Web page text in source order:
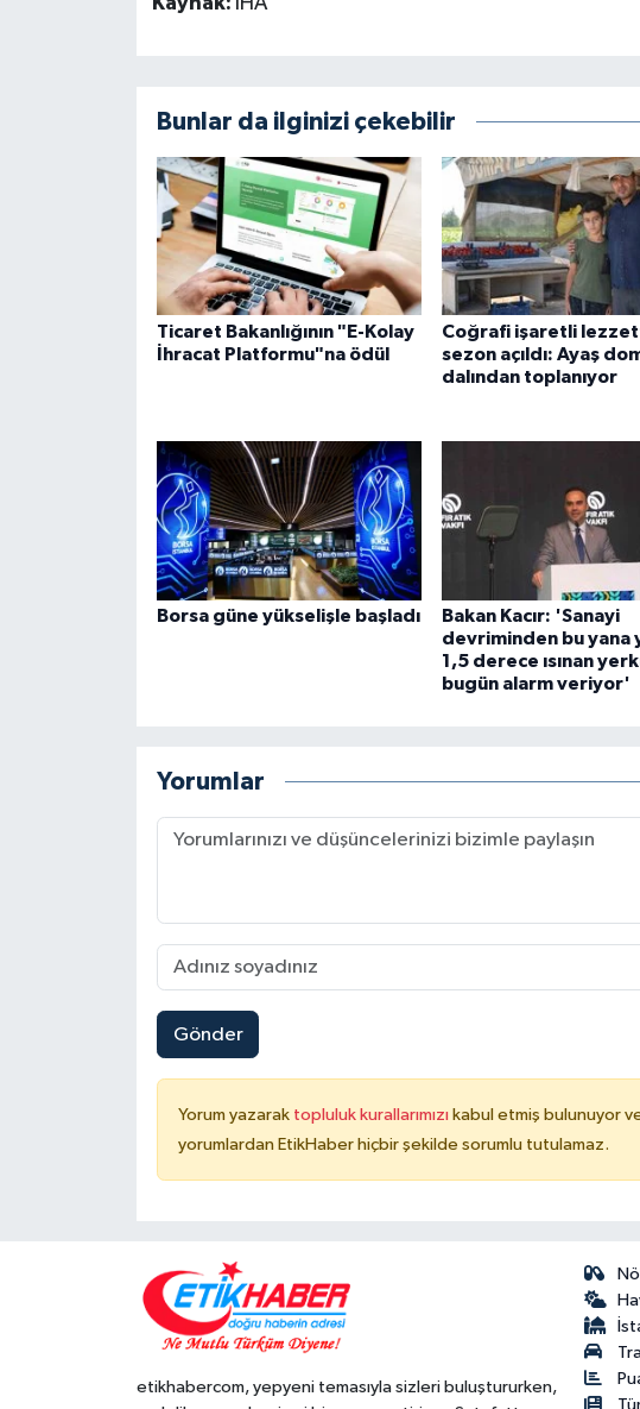
Bunlar da ilginizi çekebilir
Ticaret Bakanlığının "E-Kolay
İhracat Platformu"na ödül
Coğrafi işaretli
sezon açıldı: Ayaş
dalından toplanıyor
Borsa güne yükselişle başladı
Bakan Kacır: 'Sanayi
devriminden bu yana
1,5 derece ısınan
bugün alarm veriyor'
Yorumlar
Gönder
Yorum yazarak topluluk kurallarımızı kabul etmiş bulunuyor
yorumlardan EtikHaber hiçbir şekilde sorumlu tutulamaz.
etikhabercom, yepyeni temasıyla sizleri buluştururken,